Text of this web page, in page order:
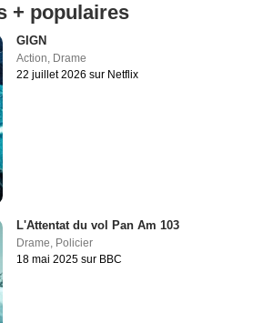
+ populaires
GIGN
Action, Drame
22 juillet 2026 sur Netflix
L'Attentat du vol Pan Am 103
Drame, Policier
18 mai 2025 sur BBC